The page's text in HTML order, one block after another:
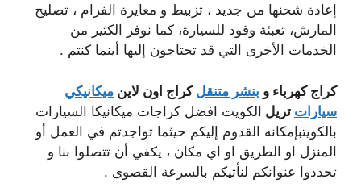
إعادة شحنها من جديد ، تزبيط و معايرة الفرام ، تصليح
المارش، تعبئة وقود للسيارة، كما نوفر الكثير من
الخدمات الأخرى التي قد تحتاجون إليها أينما كنتم .
كراج كهرباء و بنشر متنقل كراج اون لاين ميكانيكي
سيارات تريل الكويت افضل كراجات ميكانيكا السيارات
بالكويتبإمكانه القدوم إليكم حيثما تواجدتم في العمل أو
المنزل او الطريق او اي مكان ، يكفي أن تتصلوا بنا و
تحددوا عنوانكم لنأتيكم بالسرعة القصوى .